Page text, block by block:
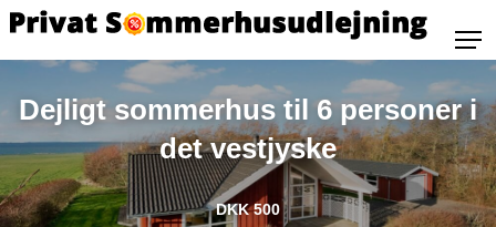
Dejligt sommerhus til 6 personer i
det vestjyske
DKK 500